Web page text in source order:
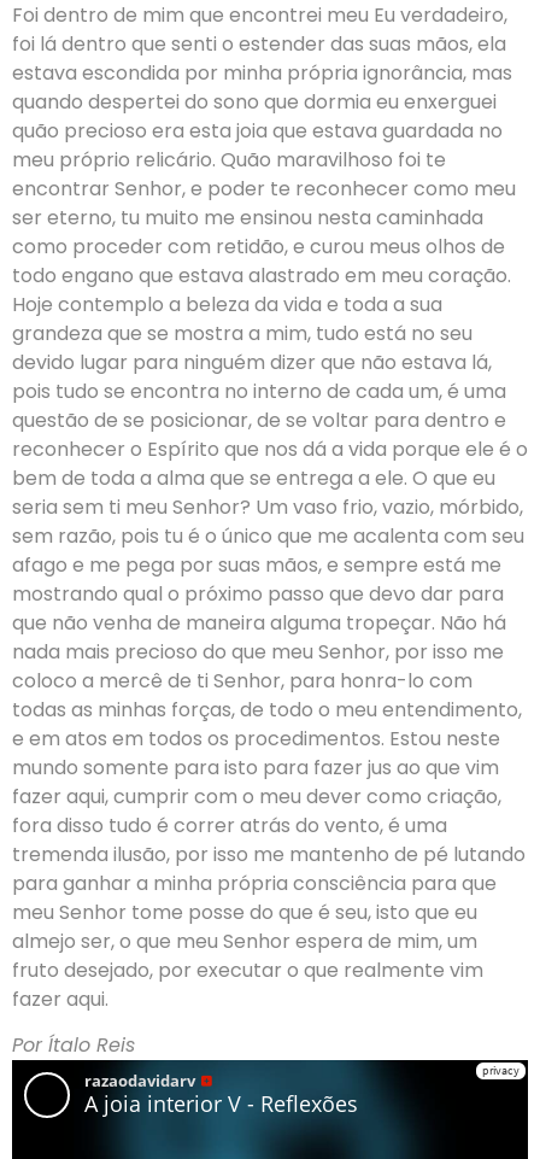
Foi dentro de mim que encontrei meu Eu verdadeiro,
foi lá dentro que senti o estender das suas mãos, ela
estava escondida por minha própria ignorância, mas
quando despertei do sono que dormia eu enxerguei
quão precioso era esta joia que estava guardada no
meu próprio relicário. Quão maravilhoso foi te
encontrar Senhor, e poder te reconhecer como meu
ser eterno, tu muito me ensinou nesta caminhada
como proceder com retidão, e curou meus olhos de
todo engano que estava alastrado em meu coração.
Hoje contemplo a beleza da vida e toda a sua
grandeza que se mostra a mim, tudo está no seu
devido lugar para ninguém dizer que não estava lá,
pois tudo se encontra no interno de cada um, é uma
questão de se posicionar, de se voltar para dentro e
reconhecer o Espírito que nos dá a vida porque ele é o
bem de toda a alma que se entrega a ele. O que eu
seria sem ti meu Senhor? Um vaso frio, vazio, mórbido,
sem razão, pois tu é o único que me acalenta com seu
afago e me pega por suas mãos, e sempre está me
mostrando qual o próximo passo que devo dar para
que não venha de maneira alguma tropeçar. Não há
nada mais precioso do que meu Senhor, por isso me
coloco a mercê de ti Senhor, para honra-lo com
todas as minhas forças, de todo o meu entendimento,
e em atos em todos os procedimentos. Estou neste
mundo somente para isto para fazer jus ao que vim
fazer aqui, cumprir com o meu dever como criação,
fora disso tudo é correr atrás do vento, é uma
tremenda ilusão, por isso me mantenho de pé lutando
para ganhar a minha própria consciência para que
meu Senhor tome posse do que é seu, isto que eu
almejo ser, o que meu Senhor espera de mim, um
fruto desejado, por executar o que realmente vim
fazer aqui.
Por Ítalo Reis